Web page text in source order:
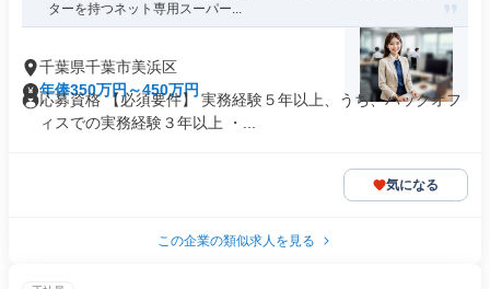
ターを持つネット専用スーパー...
千葉県千葉市美浜区
年俸350万円～450万円
応募資格 【必須要件】 実務経験５年以上、うち、バックオフ
ィスでの実務経験３年以上 ・...
気になる
この企業の類似求人を見る